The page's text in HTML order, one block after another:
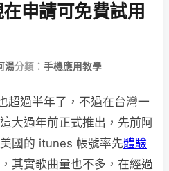
申請可免費試用
湯分類： 手機應用教學
超過半年了，不過在台灣一
大過年前正式推出，先前阿
國的 itunes 帳號率先體驗
其實歌曲量也不多，在經過